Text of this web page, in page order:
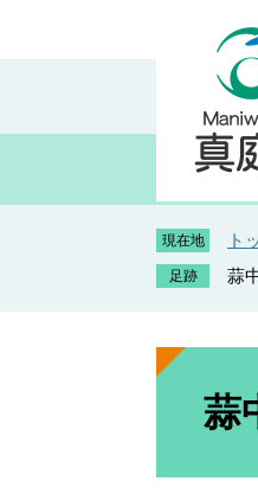
現在地 ト
蒜
本
蒜